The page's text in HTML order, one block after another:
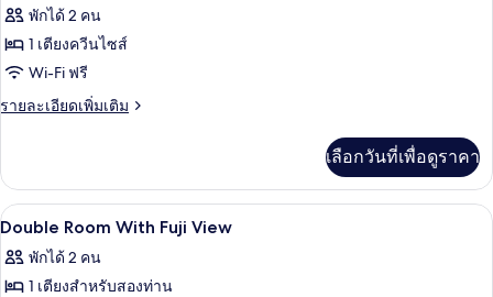
สำหรับ
ห้อง
พัก
ทั้งหมด
ของ
Grand
Executive
Room
With
Amusement
Park
View
พักได้ 2 คน
1 เตียงควีนไซส์
Wi-Fi ฟรี
รายละเอียดเพิ่มเติม
ราย
เกี่ยว
กับ
Grand
Floor
Queen
เลือกวันที่เพื่อดูราคา
เปิด
ภาพถ่าย
ทั้งหมด
เตียง Tempur-Pedic, โต๊ะทำงาน, พื้
5
Double Room With Fuji View
พักได้ 2 คน
1 เตียงสำหรับสองท่าน